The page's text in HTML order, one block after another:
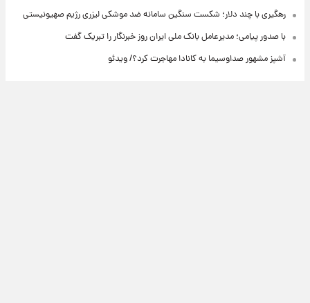
رهگیری با چند دلار؛ شکست سنگین سامانه ضد موشکی لیزری رژیم صهیونیستی
با صدور پیامی؛ مدیرعامل بانک ملی ایران روز خبرنگار را تبریک گفت
آشپز مشهور صداوسیما به کانادا مهاجرت کرد؟/ ویدئو